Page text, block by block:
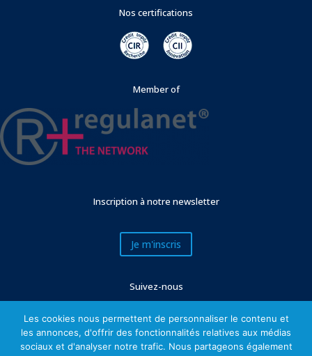
Nos certifications
Member of
Inscription à notre newsletter
Je m'inscris
Suivez-nous
Les cookies nous permettent de personnaliser le contenu et
les annonces, d'offrir des fonctionnalités relatives aux médias
sociaux et d'analyser notre trafic. Nous partageons également